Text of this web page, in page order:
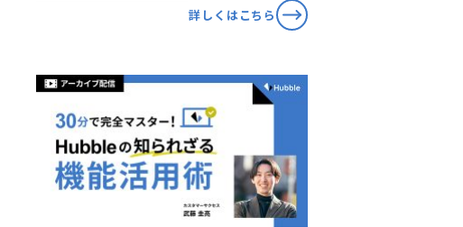
詳しくはこちら